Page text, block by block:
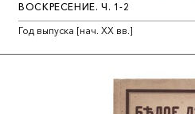
ВОСКРЕСЕНИЕ. Ч. 1-2
Год выпуска [нач. ХХ вв.]